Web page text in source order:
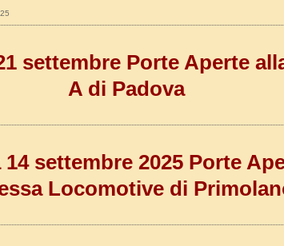
settembre Porte Aperte
A di Padova
settembre 2025 Porte
Locomotive di